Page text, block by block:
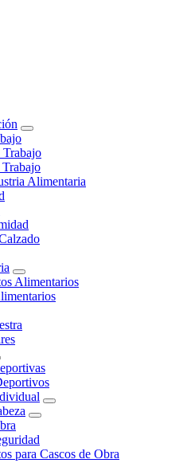
Trabajo
Trabajo
Alimentaria
Alimentarios
para Cascos de Obra